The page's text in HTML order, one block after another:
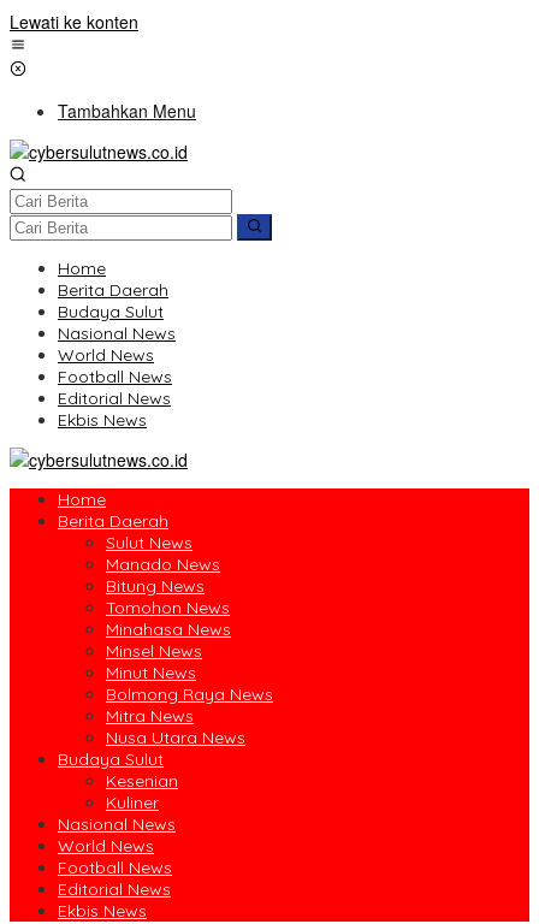
Lewati ke konten
Tambahkan Menu
Home
Berita Daerah
Budaya Sulut
Nasional News
World News
Football News
Editorial News
Ekbis News
Home
Berita Daerah
Sulut News
Manado News
Bitung News
Tomohon News
Minahasa News
Minsel News
Minut News
Bolmong Raya News
Mitra News
Nusa Utara News
Budaya Sulut
Kesenian
Kuliner
Nasional News
World News
Football News
Editorial News
Ekbis News